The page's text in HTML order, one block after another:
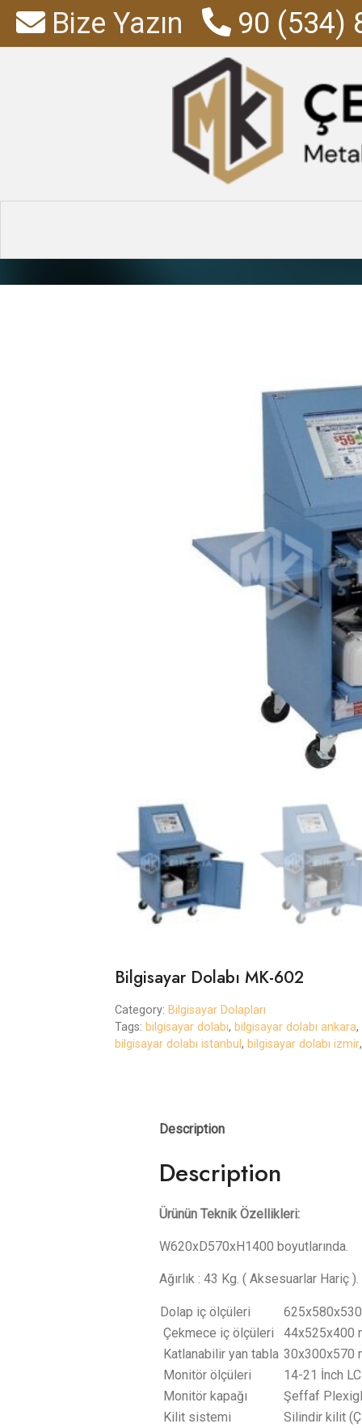
Bize Yazın 90 (534)
Bilgisayar Dolabı MK-602
Category: Bilgisayar Dolapları
Tags: bilgisayar dolabı, bilgisayar dolabı ankara,
bilgisayar dolabı istanbul , bilgisayar dolabı izmir
Description
Description
Ürünün Teknik Özellikleri:
W620xD570xH1400 boyutlarında.
Ağırlık : 43 Kg. ( Aksesuarlar Hariç ).
Dolap iç ölçüleri
Çekmece iç ölçüleri
44x525x400
Katlanabilir yan tabla 30x300x570
Monitör ölçüleri
14-21 İnch
Monitör kapağı
Şeffaf
Kilit sistemi
Silindir kilit